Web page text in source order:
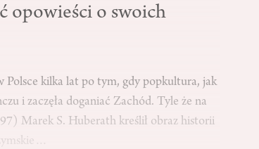
opowieści o swoich
Polsce kilka lat po tym, gdy popkultura, jak
i zaczęła doganiać Zachód. Tyle że na
Marek S. Huberath kreślił obraz historii